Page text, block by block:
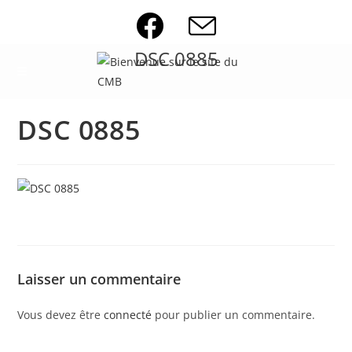
DSC 0885
DSC 0885
Laisser un commentaire
Vous devez êtreconnecté pour publier un commentaire.